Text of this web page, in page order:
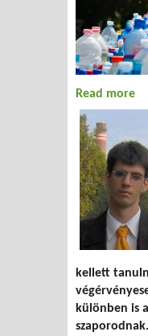
Read more
kellett
különben is